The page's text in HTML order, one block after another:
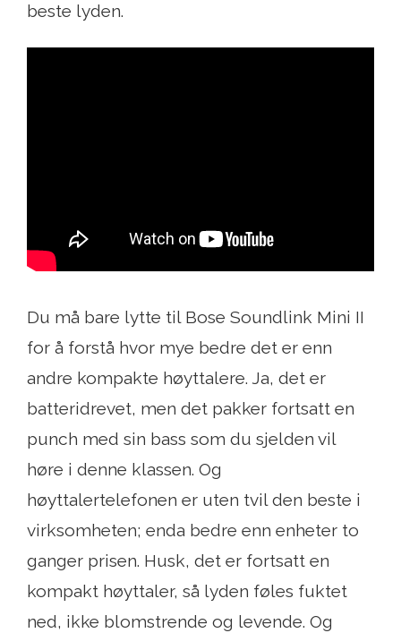
beste lyden.
Du må bare lytte til Bose Soundlink Mini II
for å forstå hvor mye bedre det er enn
andre kompakte høyttalere. Ja, det er
batteridrevet, men det pakker fortsatt en
punch med sin bass som du sjelden vil
høre i denne klassen. Og
høyttalertelefonen er uten tvil den beste i
virksomheten; enda bedre enn enheter to
ganger prisen. Husk, det er fortsatt en
kompakt høyttaler, så lyden føles fuktet
ned, ikke blomstrende og levende. Og